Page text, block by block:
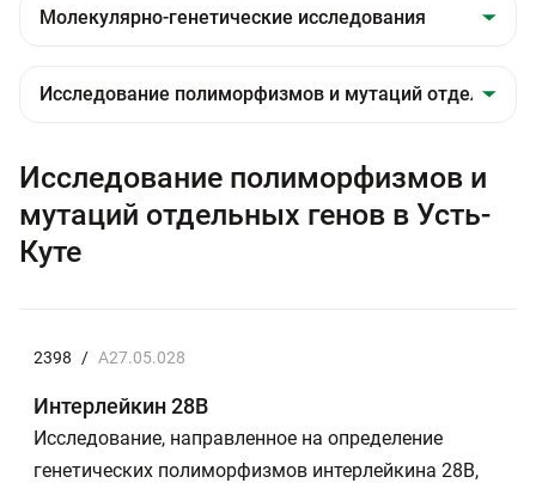
Исследование полиморфизмов и
мутаций отдельных генов в Усть-
Куте
2398 / A27.05.028
Интерлейкин 28В
Исследование, направленное на определение
генетических полиморфизмов интерлейкина 28В,